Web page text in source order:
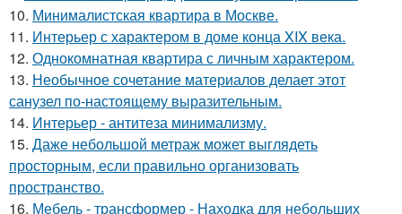
10. Минималистская квартира в Москве.
11. Интерьер с характером в доме конца XIX века.
12. Однокомнатная квартира с личным характером.
13. Необычное сочетание материалов делает этот
санузел по-настоящему выразительным.
14. Интерьер - антитеза минимализму.
15. Даже небольшой метраж может выглядеть
просторным, если правильно организовать
пространство.
16. Мебель - трансформер - Находка для небольших